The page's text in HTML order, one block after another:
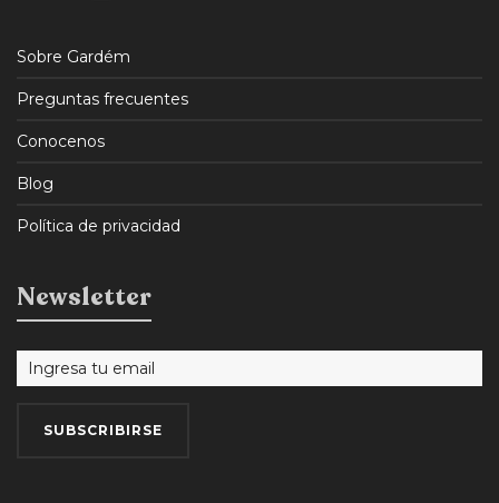
Sobre Gardém
Preguntas frecuentes
Conocenos
Blog
Política de privacidad
Newsletter